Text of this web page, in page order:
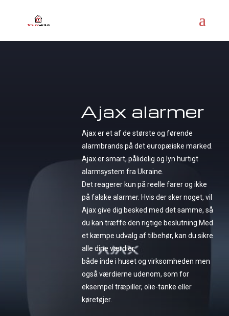
Ajax alarmer
Ajax er et af de største og førende
alarmbrands på det europæiske marked.
Ajax er smart, pålidelig og lyn hurtigt
alarmsystem fra Ukraine.
Det reagerer kun på reelle farer og ikke
på falske alarmer. Hvis der sker noget, vil
Ajax give dig besked med det samme, så
du kan træffe den rigtige beslutning.Med
et kæmpe udvalg af tilbehør, kan du sikre
alle dine værdier,
både inde i huset og virksomheden men
også værdierne udenom, som for
eksempel træpiller, olie-tanke eller
køretøjer.